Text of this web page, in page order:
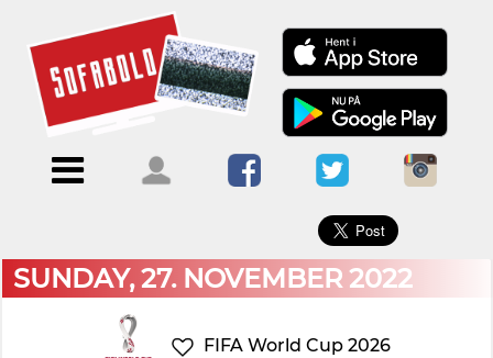
Menu
ForsideKalendere
Blogs
Om
Sofabold
Kontakt
bruger
ind
×
SUNDAY, 27. NOVEMBER 2022
FIFA World Cup 2026